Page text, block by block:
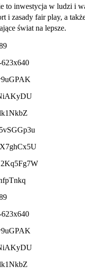
to inwestycja w ludzi i
i zasady fair play, a
świat na lepsze.